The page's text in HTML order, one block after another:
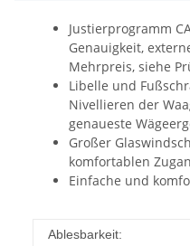
Justierprogramm
Genauigkeit,
Mehrpreis, siehe
Libelle und
Nivellieren der
genaueste
Großer
komfortablen
Einfache und
Ablesbarkeit: